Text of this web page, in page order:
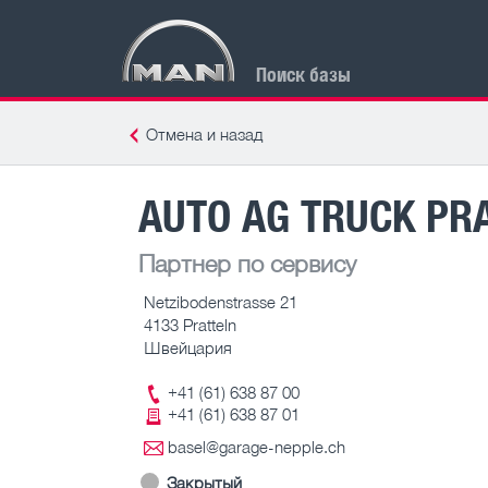
Поиск базы
Отмена и назад
AUTO AG TRUCK
Партнер по сервису
Netzibodenstrasse 21
4133 Pratteln
Швейцария
+41 (61) 638 87 00
+41 (61) 638 87 01
basel@garage-nepple.ch
Закрытый